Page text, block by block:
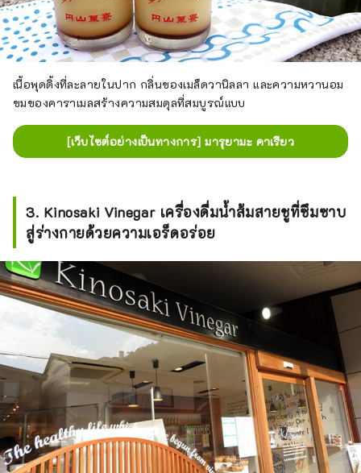
เนื้อพุดดิ้งที่ละลายในปาก กลิ่นของเมล็ดวานิลลา และความหวานอม
ขมของคาราเมลสร้างความสมดุลที่สมบูรณ์แบบ
[เว็บไซต์อย่างเป็นทางการ] มารุยามะ คาเรียว
3. Kinosaki Vinegar เครื่องดื่มน้ำส้มสายชูที่ซึมซาบ
สู่ร่างกายด้วยความเอร็ดอร่อย